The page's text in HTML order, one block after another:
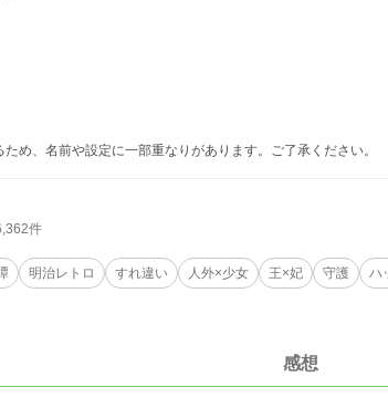
め、名前や設定に一部重なりがあります。ご了承ください。
件
明治レトロ すれ違い 人外×少女 王×妃 守護 ハ
感想